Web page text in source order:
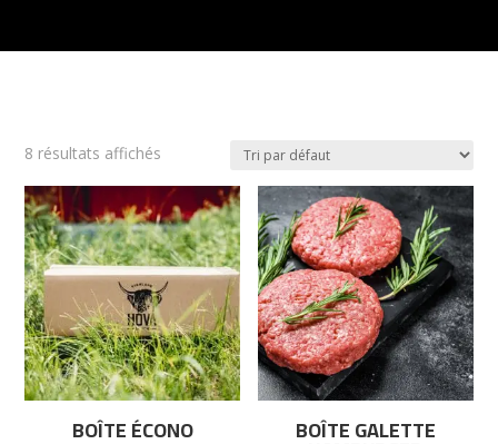
8 résultats affichés
BOÎTE ÉCONO BOÎTE GALETTE